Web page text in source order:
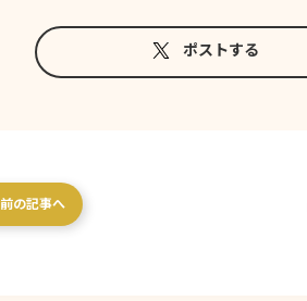
ポストする
前の記事へ